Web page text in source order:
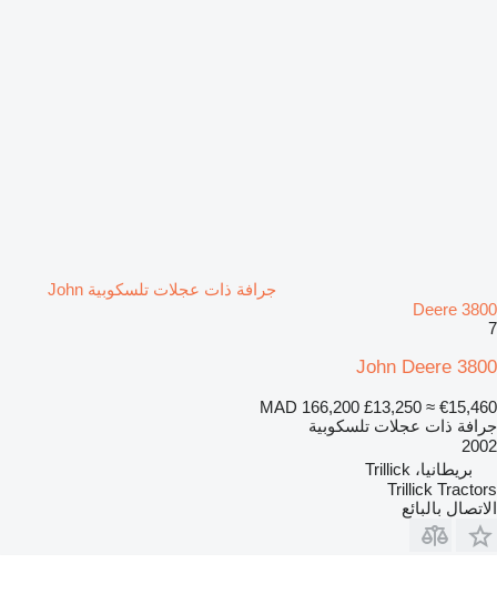
جرافة ذات عجلات تلسكوبية John
Deere 3800
7
John Deere 3800
MAD 166,200 £13,250 ≈ €15,460
جرافة ذات عجلات تلسكوبية
2002
بريطانيا، Trillick
Trillick Tractors
الاتصال بالبائع